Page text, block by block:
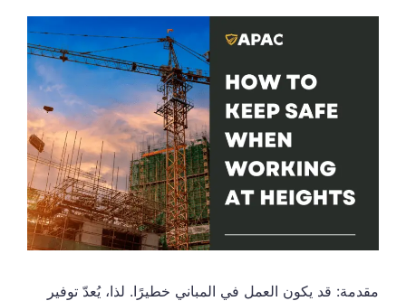
مقدمة: قد يكون العمل في المباني خطيرًا. لذا، يُعدّ توفير